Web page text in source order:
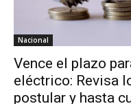
Nacional
Vence el plazo
eléctrico: Revisa
postular y hasta